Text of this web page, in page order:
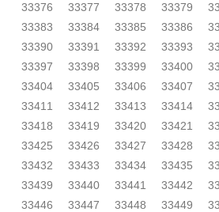
33376
33377 33378 33379
33383
33384 33385 33386
33390
33391 33392 33393
33397
33398 33399 33400
33404
33405 33406 33407
33411
33412 33413 33414
33418
33419 33420 33421
33425
33426 33427 33428
33432
33433 33434 33435
33439
33440 33441 33442
33446
33447 33448 33449